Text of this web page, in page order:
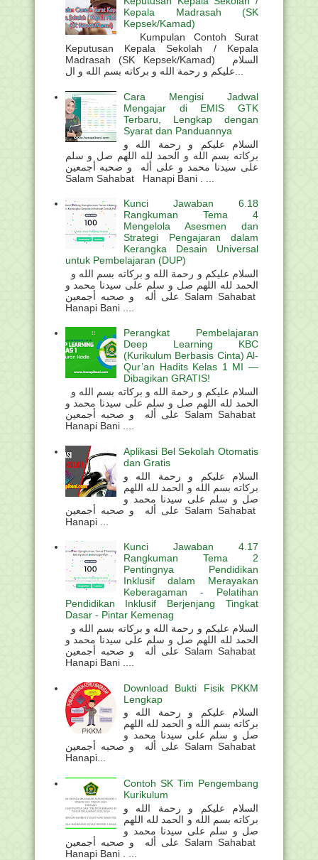
Kepala Madrasah (SK
Kepsek/Kamad)
Kumpulan Contoh Surat
Keputusan Kepala Sekolah / Kepala
Madrasah (SK Kepsek/Kamad) السلام
Cara Mengisi Jadwal
Mengajar di EMIS GTK
Terbaru, Lengkap dengan
Syarat dan Panduannya
السلام عليكم و رحمة الله و
بركاته بسم الله و الحمد لله اللهم صل و سلم
على سيدنا محمد و على أله و صحبه أجمعين
Salam Sahabat Hanapi Bani . ...
Kunci Jawaban 6.18
Rangkuman Tema 4
Mengelola Asesmen dan
Strategi Pengajaran dalam
Kerangka Desain Universal
untuk Pembelajaran (DUP)
الحمد لله اللهم صل و سلم على سيدنا محمد و
على أله و صحبه أجمعين Salam Sahabat
Hanapi Bani ....
Perangkat Pembelajaran
Deep Learning KBC
(Kurikulum Berbasis Cinta) Al-
Qur’an Hadits Kelas 1 MI —
Dibagikan GRATIS!
الحمد لله اللهم صل و سلم على سيدنا محمد و
على أله و صحبه أجمعين Salam Sahabat
Hanapi Bani ....
Aplikasi Bel Sekolah Otomatis
dan Gratis
السلام عليكم و رحمة الله و
بركاته بسم الله و الحمد لله اللهم
صل و سلم على سيدنا محمد و
على أله و صحبه أجمعين Salam Sahabat
Hanapi ...
Kunci Jawaban 4.17
Rangkuman Tema 2
Pentingnya Pendidikan
Inklusif dalam Merayakan
Keberagaman - Pelatihan
Pendidikan Inklusif Berjenjang Tingkat
Dasar - Pintar Kemenag
الحمد لله اللهم صل و سلم على سيدنا محمد و
على أله و صحبه أجمعين Salam Sahabat
Hanapi Bani ....
Download Bukti Fisik PKKM
Lengkap
السلام عليكم و رحمة الله و
بركاته بسم الله و الحمد لله اللهم
صل و سلم على سيدنا محمد و
على أله و صحبه أجمعين Salam Sahabat
Hanapi...
Contoh SK Tim Pengembang
Kurikulum
السلام عليكم و رحمة الله و
بركاته بسم الله و الحمد لله اللهم
صل و سلم على سيدنا محمد و
على أله و صحبه أجمعين Salam Sahabat
Hanapi Bani . ...